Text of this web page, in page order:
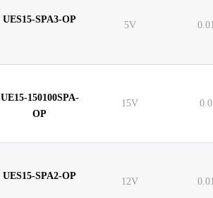
UES15-SPA3-OP
5V
UE15-150100SPA-
OP
15V
UES15-SPA2-OP
12V